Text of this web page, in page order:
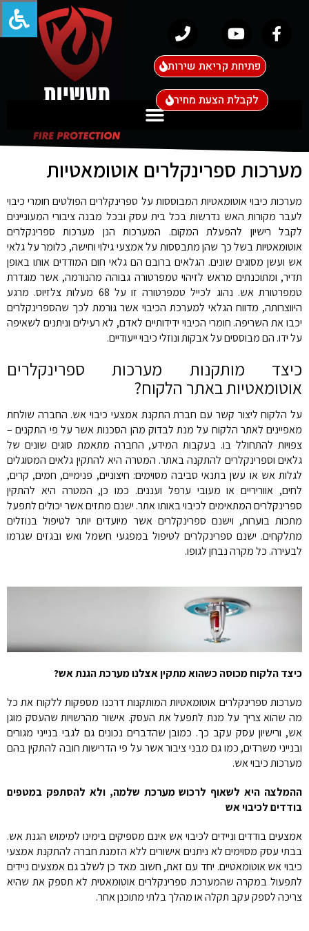
פתיחת קריאת שירות
לקבלת הצעת מחיר
מערכות ספרינקלרים אוטומאטיות
מערכות כיבוי אוטומאטיות המבוססות על ספרינקלרים הפולטים חומרי כיבוי
לעבר מקורות האש נדרשות בכל בית עסק ובכל מבנה ציבורי המעוניינים
לקבל רישיון להפעלת המקום. המערכות הנן מערכות ספרינקלרים
אוטומאטיות בשל כך שהן מתבססות על אמצעי גילוי וחישה, כלומר על גלאי
אש ועשן מסוגים שונים. הגלאים ברובם הם גלאי חום המודדים אותו באופן
תדיר, ומתוכנתים מראש לזיהוי טמפרטורה גבוהה מהנורמה, אשר מוגדרת
טמפרטורת אש. נהוג לכייל טמפרטורה זו על 68 מעלות צלזיוס. מרגע
היווצרותה, מדווח הגלאי למערכת הכיבוי אשר גורמת לכך שהספרינקלרים
יכבו את השריפה. חומרי הכיבוי ידידותיים לאדם, לא רעילים וניתנים לשאיפה
על ידו. הם מבוססים על אבקות ונוזלי כיבוי ייעודיים.
כיצד מותקנות מערכות ספרינקלרים
אוטומאטיות באתר הלקוח?
על הלקוח ליצור קשר עם חברת התקנת אמצעי כיבוי אש. החברה שולחת
מאפיינים לאתר הלקוח על מנת לבדוק מהן הסכנות אשר על פי התקנים –
צפויות להתחולל בו. בעקבות המידע, החברה מתאמת סוגים שונים של
גלאים וספרינקלרים להתקנה באתר. המטרה היא להתקין גלאים המסוגלים
לגלות אש או עשן בתנאי סביבה מסוימים: חיצוניים, פנימיים, חמים, קרים,
לחים, אווריריים או מעובי ערפל ועננים. כמו כן, המטרה היא להתקין
ספרינקלרים המתאימים לכיבוי באותו אתר. ישנם מתזים אשר יכולים לתפעל
מתכות בוערות, וישנם ספרינקלרים אשר מיועדים יותר לטיפול בנוזלים
מתלקחים. ישנם ספרינקלרים לטיפול במפגעי חשמל ואש ובגזים שגרמו
לבעירה. כל מקרה נבחן לגופו.
כיצד הלקוח מכוסה כשהוא מתקין אצלנו מערכת הגנת אש?
מערכות ספרינקלרים אוטומאטיות המותקנות דרכנו מספקות ללקוח את כל
מה שהוא צריך על מנת לתפעל את העסק. אישור מהרשויות שהעסק מוגן
אש, ורישיון עסק עקב כך. כמובן שהדברים נכונים גם לגבי בנייני מגורים
ובנייני משרדים, כמו גם מבני ציבור אשר על פי הדרישות חובה להתקין בהם
מערכות כיבוי אש.
ההמלצה היא לשאוף לרכוש מערכת שלמה, ולא להסתפק במטפים
בודדים לכיבוי אש
אמצעים בודדים וניידים לכיבוי אש אינם מספיקים בימינו למימוש הגנת אש.
בבתי עסק מסוימים לא ניתנים אישורים ללא הזמנת חברה להתקנת אמצעי
כיבוי אש אוטומאטיים. יחד עם זאת, חשוב מאד כן לשלב גם אמצעים ניידים
לתפעול במקרה שהמערכת ספרינקלרים אוטומאטית לא תספק את שהיא
צריכה לספק עקב תקלה או מהלך בלתי מתוכנן אחר.